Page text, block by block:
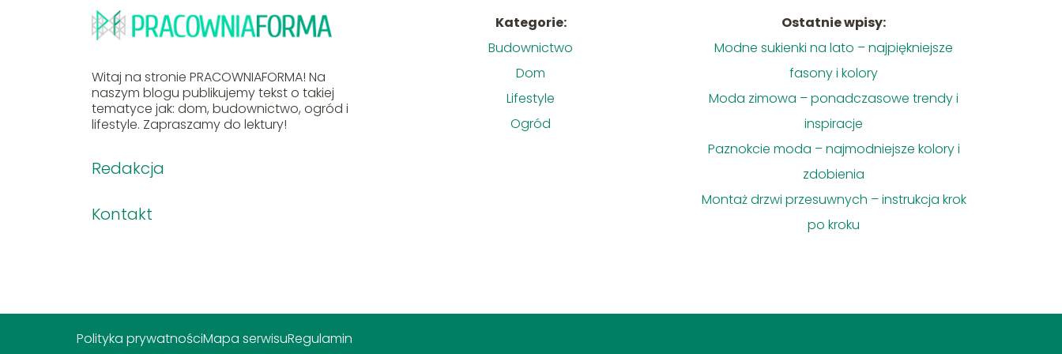
Witaj na stronie PRACOWNIAFORMA! Na
naszym blogu publikujemy tekst o takiej
tematyce jak: dom, budownictwo, ogród i
lifestyle. Zapraszamy do lektury!
Redakcja
Kontakt
Kategorie:
Budownictwo
Dom
Lifestyle
Ogród
Ostatnie wpisy:
Modne sukienki na lato – najpiękniejsze
fasony i kolory
Moda zimowa – ponadczasowe trendy i
inspiracje
Paznokcie moda – najmodniejsze kolory i
zdobienia
Montaż drzwi przesuwnych – instrukcja krok
po kroku
Polityka prywatnościMapa serwisuRegulamin